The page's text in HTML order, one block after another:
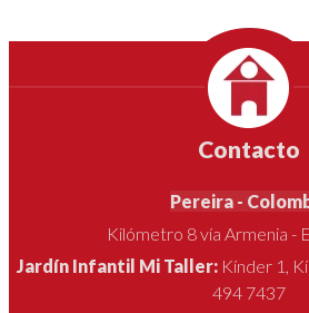
Contacto
Pereira -
Kilómetro 8 vía Armenia -
Jardín Infantil Mi Taller: Kínder 1,
494 7437